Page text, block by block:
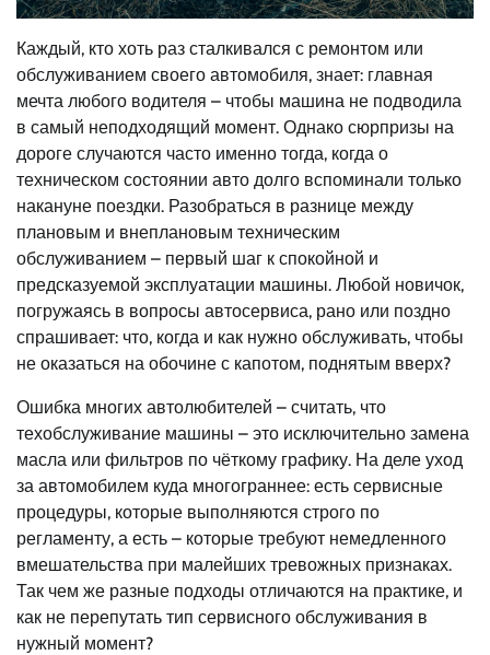
Каждый, кто хоть раз сталкивался с ремонтом или
обслуживанием своего автомобиля, знает: главная
мечта любого водителя – чтобы машина не подводила
в самый неподходящий момент. Однако сюрпризы на
дороге случаются часто именно тогда, когда о
техническом состоянии авто долго вспоминали только
накануне поездки. Разобраться в разнице между
плановым и внеплановым техническим
обслуживанием – первый шаг к спокойной и
предсказуемой эксплуатации машины. Любой новичок,
погружаясь в вопросы автосервиса, рано или поздно
спрашивает: что, когда и как нужно обслуживать, чтобы
не оказаться на обочине с капотом, поднятым вверх?
Ошибка многих автолюбителей – считать, что
техобслуживание машины – это исключительно замена
масла или фильтров по чёткому графику. На деле уход
за автомобилем куда многограннее: есть сервисные
процедуры, которые выполняются строго по
регламенту, а есть – которые требуют немедленного
вмешательства при малейших тревожных признаках.
Так чем же разные подходы отличаются на практике, и
как не перепутать тип сервисного обслуживания в
нужный момент?